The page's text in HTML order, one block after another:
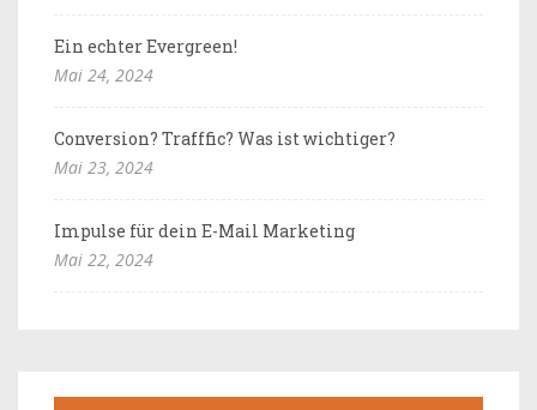
Ein echter Evergreen!
Mai 24, 2024
Conversion? Trafffic? Was ist wichtiger?
Mai 23, 2024
Impulse für dein E-Mail Marketing
Mai 22, 2024